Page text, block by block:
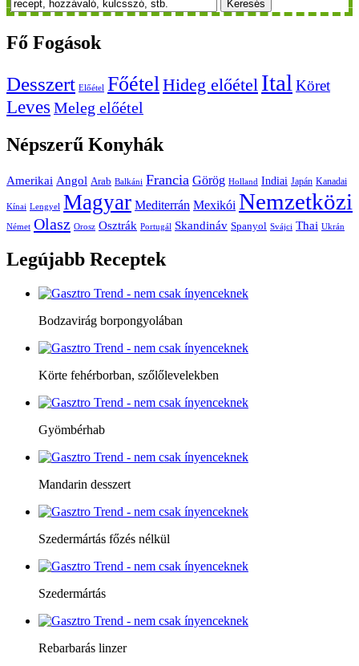
Keresés
Fő Fogások
Desszert Előétel Főétel Hideg előétel Ital Köret
Leves Meleg előétel
Népszerű Konyhák
Amerikai Angol Arab Balkáni Francia Görög Holland Indiai Japán Kanadai
Kínai Lengyel Magyar Mediterrán Mexikói Nemzetközi
Német Olasz Orosz Osztrák Portugál Skandináv Spanyol Svájci Thai Ukrán
Legújabb Receptek
Bodzavirág borpongyolában
Körte fehérborban, szőlőlevelekben
Gyömbérhab
Mandarin desszert
Szedermártás főzés nélkül
Szedermártás
Rebarbarás linzer